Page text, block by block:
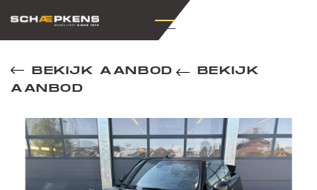
BEKIJK AANBOD
BEKIJK
AANBOD